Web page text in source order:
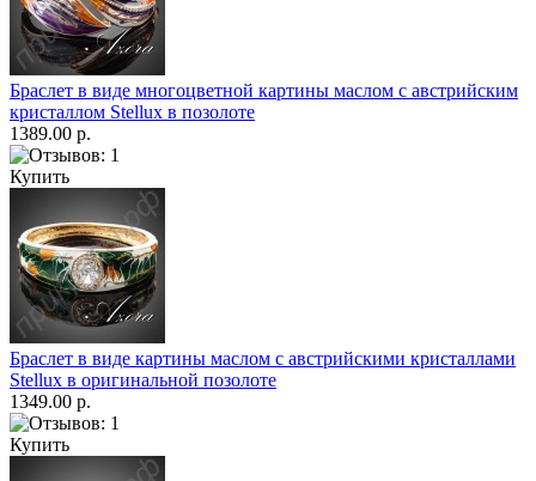
Браслет в виде многоцветной картины маслом с австрийским
кристаллом Stellux в позолоте
1389.00 р.
Купить
Браслет в виде картины маслом с австрийскими кристаллами
Stellux в оригинальной позолоте
1349.00 р.
Купить